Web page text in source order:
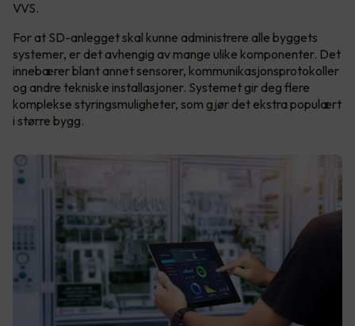
VVS.
For at SD-anlegget skal kunne administrere alle byggets
systemer, er det avhengig av mange ulike komponenter. Det
innebærer blant annet sensorer, kommunikasjonsprotokoller
og andre tekniske installasjoner. Systemet gir deg flere
komplekse styringsmuligheter, som gjør det ekstra populært
i større bygg.